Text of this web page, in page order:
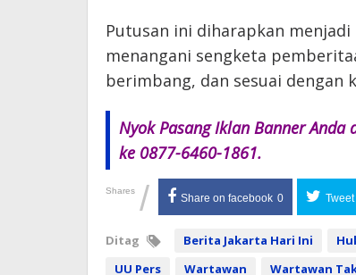
Putusan ini diharapkan
menangani sengketa
berimbang, dan sesuai dengan
Nyok Pasang Iklan Banner Anda
ke 0877-6460-1861.
Shares / Share on facebook 0
Ditag Berita Jakarta Hari Ini
UU Pers
Wartawan Wartawan